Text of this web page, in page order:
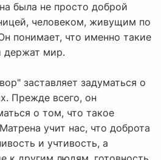
была не просто доброй
человеком, живущим по
понимает, что именно такие
держат мир.
заставляет задуматься о
Прежде всего, он
о том, что такое
учит нас, что доброта
и учтивость, а